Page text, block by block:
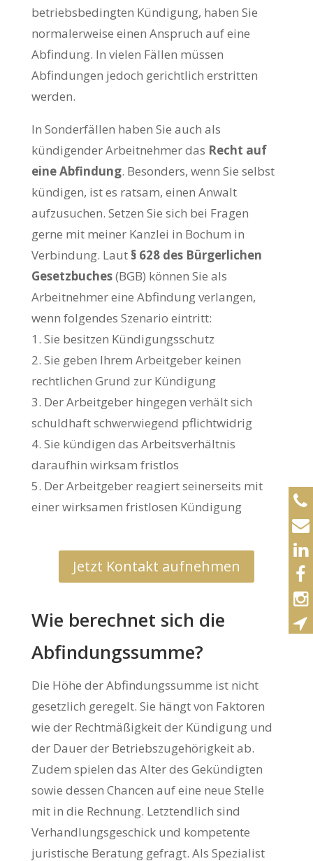
betriebsbedingten Kündigung, haben Sie
normalerweise einen Anspruch auf eine
Abfindung. In vielen Fällen müssen
Abfindungen jedoch gerichtlich erstritten
werden.
In Sonderfällen haben Sie auch als
kündigender Arbeitnehmer das Recht auf
eine Abfindung. Besonders, wenn Sie selbst
kündigen, ist es ratsam, einen Anwalt
aufzusuchen. Setzen Sie sich bei Fragen
gerne mit meiner Kanzlei in Bochum in
Verbindung. Laut § 628 des Bürgerlichen
Gesetzbuches(BGB) können Sie als
Arbeitnehmer eine Abfindung verlangen,
wenn folgendes Szenario eintritt:
Sie besitzen Kündigungsschutz
Sie geben Ihrem Arbeitgeber keinen
rechtlichen Grund zur Kündigung
Der Arbeitgeber hingegen verhält sich
schuldhaft schwerwiegend pflichtwidrig
Sie kündigen das Arbeitsverhältnis
daraufhin wirksam fristlos
Der Arbeitgeber reagiert seinerseits mit
einer wirksamen fristlosen Kündigung
Jetzt Kontakt aufnehmen
Wie berechnet sich die
Abfindungssumme?
Die Höhe der Abfindungssumme ist nicht
gesetzlich geregelt. Sie hängt von Faktoren
wie der Rechtmäßigkeit der Kündigung und
der Dauer der Betriebszugehörigkeit ab.
Zudem spielen das Alter des Gekündigten
sowie dessen Chancen auf eine neue Stelle
mit in die Rechnung. Letztendlich sind
Verhandlungsgeschick und kompetente
juristische Beratung gefragt. Als Spezialist